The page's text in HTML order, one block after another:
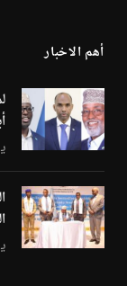
أهم الاخبار